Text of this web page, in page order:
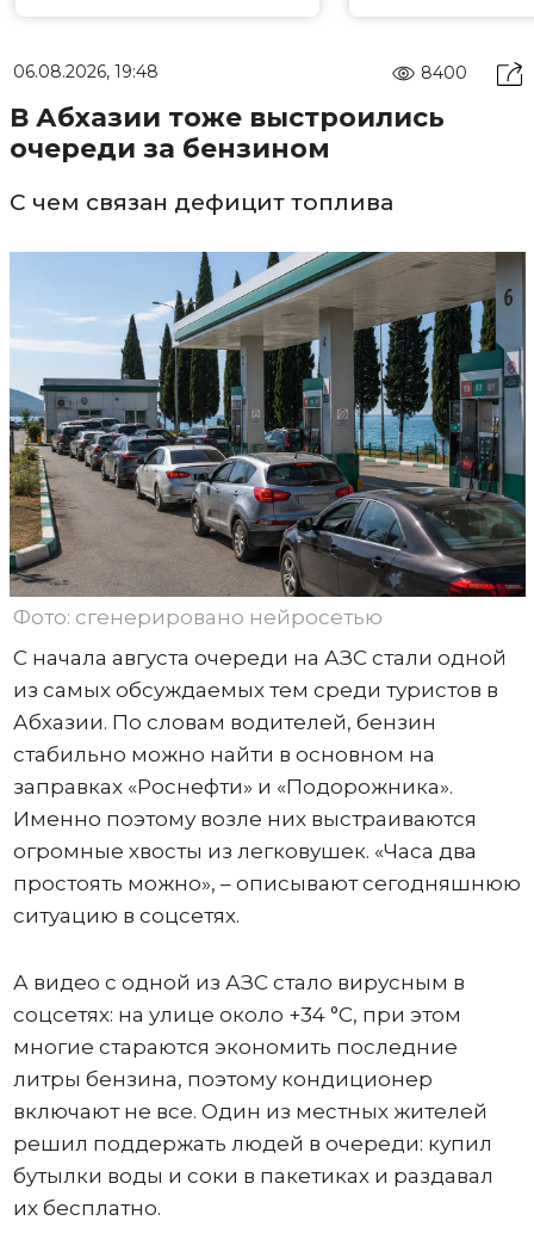
06.08.2026, 19:48 8400
В Абхазии тоже выстроились
очереди за бензином
С чем связан дефицит топлива
Фото: сгенерировано нейросетью
С начала августа очереди на АЗС стали одной
из самых обсуждаемых тем среди туристов в
Абхазии. По словам водителей, бензин
стабильно можно найти в основном на
заправках «Роснефти» и «Подорожника».
Именно поэтому возле них выстраиваются
огромные хвосты из легковушек. «Часа два
простоять можно», – описывают сегодняшнюю
ситуацию в соцсетях.
А видео с одной из АЗС стало вирусным в
соцсетях: на улице около +34 °C, при этом
многие стараются экономить последние
литры бензина, поэтому кондиционер
включают не все. Один из местных жителей
решил поддержать людей в очереди: купил
бутылки воды и соки в пакетиках и раздавал
их бесплатно.